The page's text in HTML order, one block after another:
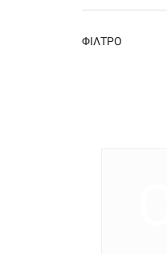
ΦΊΛΤΡΟ